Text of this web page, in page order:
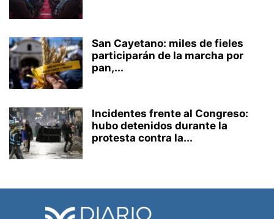
San Cayetano: miles de fieles
participarán de la marcha por
pan,...
Incidentes frente al Congreso:
hubo detenidos durante la
protesta contra la...